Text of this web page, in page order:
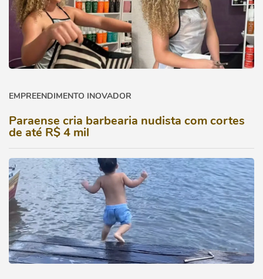
EMPREENDIMENTO INOVADOR
Paraense cria barbearia nudista com cortes
de até R$ 4 mil